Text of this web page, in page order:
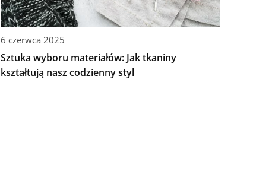
6 czerwca 2025
Sztuka wyboru materiałów: Jak tkaniny
kształtują nasz codzienny styl